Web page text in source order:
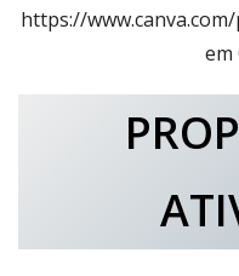
https://
em